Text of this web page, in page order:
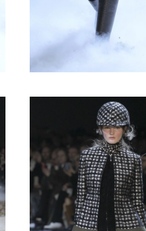
Haftalık E-
Moda
koleksiyonlar, en
ve en popüler
bültenimize